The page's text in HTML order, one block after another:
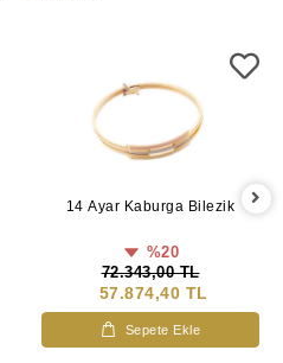
14 Ayar Kaburga Bilezik
%20
72.343,00 TL
57.874,40 TL
Sepete Ekle